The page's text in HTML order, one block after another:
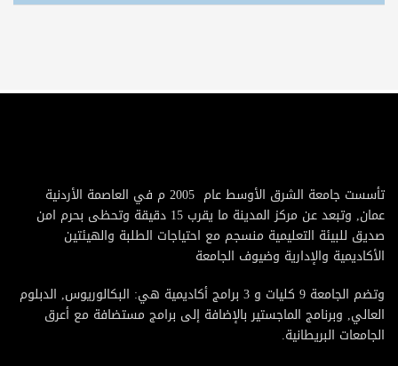
تأسست جامعة الشرق الأوسط عام 2005 م في العاصمة الأردنية
عمان, وتبعد عن مركز المدينة ما يقرب 15 دقيقة وتحظى بحرم امن
صديق للبيئة التعليمية منسجم مع احتياجات الطلبة والهيئتين
الأكاديمية والإدارية وضيوف الجامعة
وتضم الجامعة 9 كليات و 3 برامج أكاديمية هي: البكالوريوس, الدبلوم
العالي, وبرنامج الماجستير بالإضافة إلى برامج مستضافة مع أعرق
الجامعات البريطانية.